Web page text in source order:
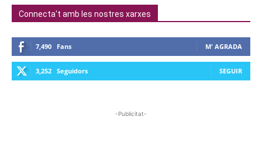
Connecta't amb les nostres xarxes
7,490 Fans M' AGRADA
3,252 Seguidors SEGUIR
-Publicitat-